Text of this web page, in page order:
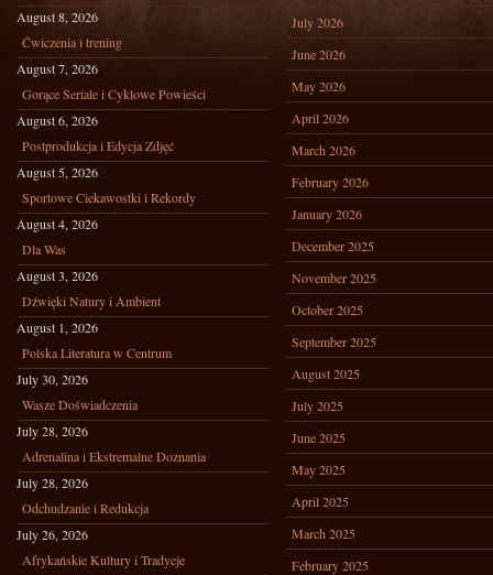
August 8, 2026
Ćwiczenia i trening
August 7, 2026
Gorące Seriale i Cyklowe Powieści
August 6, 2026
Postprodukcja i Edycja Zdjęć
August 5, 2026
Sportowe Ciekawostki i Rekordy
August 4, 2026
Dla Was
August 3, 2026
Dźwięki Natury i Ambient
August 1, 2026
Polska Literatura w Centrum
July 30, 2026
Wasze Doświadczenia
July 28, 2026
Adrenalina i Ekstremalne Doznania
July 28, 2026
Odchudzanie i Redukcja
July 26, 2026
Afrykańskie Kultury i Tradycje
July 2026
June 2026
May 2026
April 2026
March 2026
February 2026
January 2026
December 2025
November 2025
October 2025
September 2025
August 2025
July 2025
June 2025
May 2025
April 2025
March 2025
February 2025